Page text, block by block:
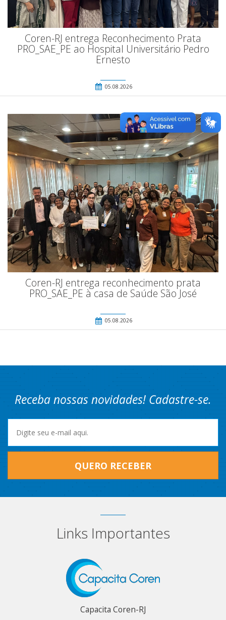
Coren-RJ entrega Reconhecimento Prata
PRO_SAE_PE ao Hospital Universitário Pedro
Ernesto
05.08.2026
Coren-RJ entrega reconhecimento prata
PRO_SAE_PE à casa de Saúde São José
05.08.2026
Receba nossas novidades! Cadastre-se.
QUERO RECEBER
Links Importantes
Capacita Coren-RJ